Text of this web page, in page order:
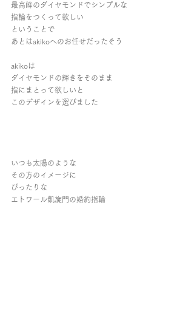
最高峰のダイヤモンドでシンプルな
指輪をつくって欲しい
ということで
あとはakikoへのお任せだったそう
akikoは
ダイヤモンドの輝きをそのまま
指にまとって欲しいと
このデザインを選びました
いつも太陽のような
その方のイメージに
ぴったりな
エトワール凱旋門の婚約指輪